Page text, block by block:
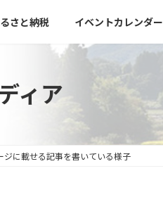
さと納税 イベントカレンダー
ィア
ジに載せる記事を書いている様子